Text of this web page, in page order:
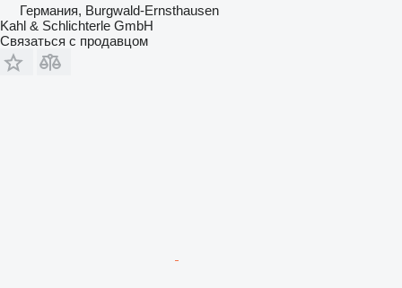
Германия, Burgwald-Ernsthausen
Kahl & Schlichterle GmbH
Связаться с продавцом